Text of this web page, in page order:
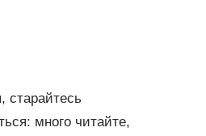
старайтесь
много читайте,